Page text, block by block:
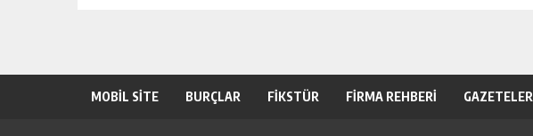
MOBİL SİTE BURÇLAR FİKSTÜR FİRMA REHBERİ GAZETELER